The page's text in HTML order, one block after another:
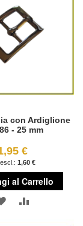
DESIDERI
con Ardiglione
- 25 mm
€
1,60 €
al Carrello
AGGIUNGI